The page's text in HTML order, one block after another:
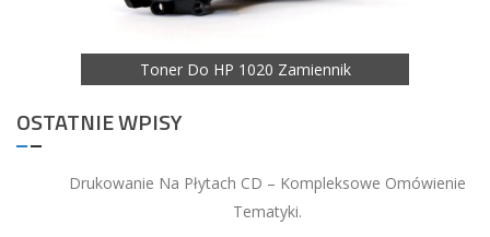
Toner Do HP 1020 Zamiennik
OSTATNIE WPISY
Drukowanie Na Płytach CD – Kompleksowe Omówienie
Tematyki.